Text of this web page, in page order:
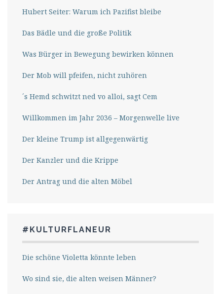
Hubert Seiter: Warum ich Pazifist bleibe
Das Bädle und die große Politik
Was Bürger in Bewegung bewirken können
Der Mob will pfeifen, nicht zuhören
´s Hemd schwitzt ned vo alloi, sagt Cem
Willkommen im Jahr 2036 – Morgenwelle live
Der kleine Trump ist allgegenwärtig
Der Kanzler und die Krippe
Der Antrag und die alten Möbel
#KULTURFLANEUR
Die schöne Violetta könnte leben
Wo sind sie, die alten weisen Männer?